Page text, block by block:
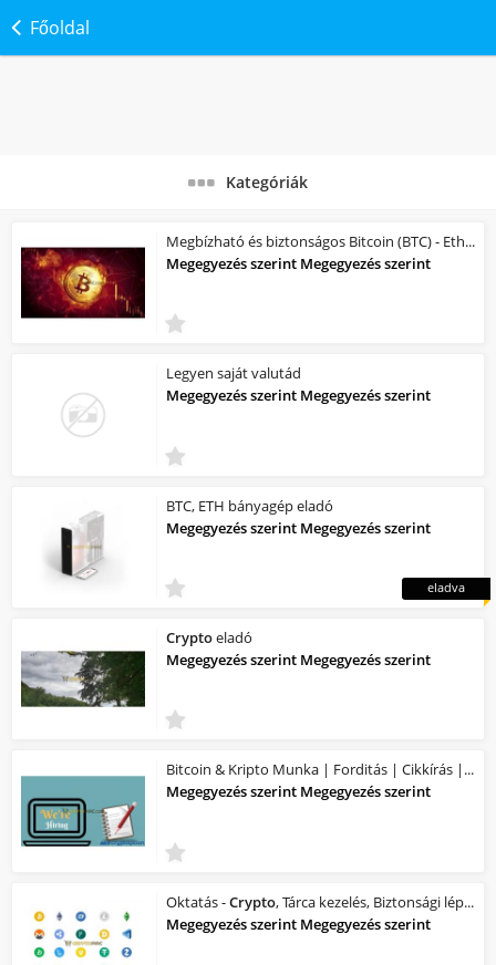
Főoldal
Kategóriák
Megbízható és biztonságos Bitcoin (BTC) - Ethereum (ETH) adás-vétele, készpénzér...
Megegyezés szerint Megegyezés szerint
Legyen saját valutád
Megegyezés szerint Megegyezés szerint
eladva
BTC, ETH bányagép eladó
Megegyezés szerint Megegyezés szerint
Cryptoeladó
Megegyezés szerint Megegyezés szerint
Bitcoin & Kripto Munka | Forditás | Cikkírás | Tartalomgyártás | Videó készí...
Megegyezés szerint Megegyezés szerint
Oktatás -Crypto, Tárca kezelés, Biztonsági lépések (Alapozás)
Megegyezés szerint Megegyezés szerint